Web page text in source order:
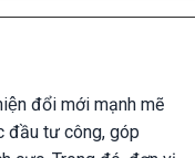
đổi mới mạnh mẽ
đầu tư công, góp